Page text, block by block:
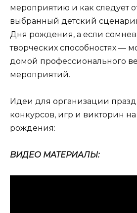
мероприятию и как следует
выбранный детский
Дня рождения, а если
творческих способностях —
домой профессионального
мероприятий.
Идеи для организации
конкурсов, игр и викторин
рождения:
ВИДЕО МАТЕРИАЛЫ: